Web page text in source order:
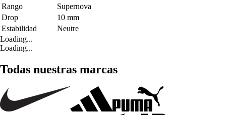
Rango
Supernova
Drop
10 mm
Estabilidad
Neutre
Loading...
Loading...
Todas nuestras marcas